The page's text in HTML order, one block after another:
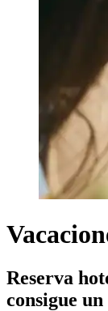
Reserva
consigue